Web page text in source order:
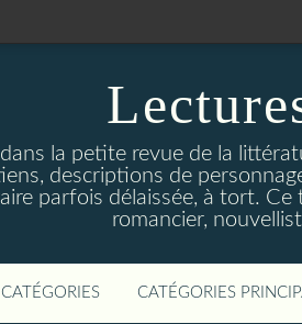
la petite revue de la
descriptions de
parfois délaissée, à tort. Ce
romancier,
CATÉGORIES CATÉGORIES